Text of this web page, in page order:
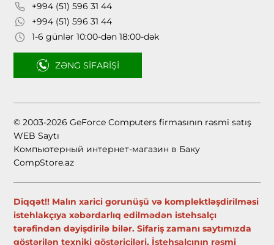
+994 (51) 596 31 44
+994 (51) 596 31 44
1-6 günlər 10:00-dən 18:00-dək
ZƏNG SIFARIŞI
© 2003-2026 GeForce Computers firmasının rəsmi satış
WEB Saytı
Компьютерный интернет-магазин в Баку
CompStore.az
Diqqət!! Malın xarici gorunüşü və komplektləşdirilməsi
istehlakçıya xəbərdarlıq edilmədən istehsalçı
tərəfindən dəyişdirilə bilər. Sifariş zamanı saytımızda
göstərilən texniki göstəriciləri, İstehsalçının rəsmi